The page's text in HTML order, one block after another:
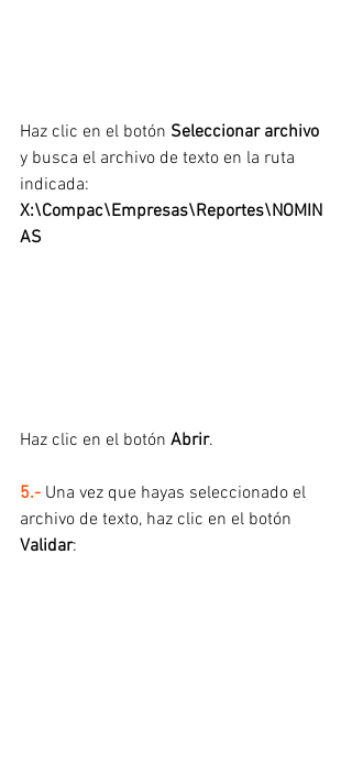
Haz clic en el botón Seleccionar archivo
y busca el archivo de texto en la ruta
indicada:
X:\Compac\Empresas\Reportes\NOMIN
AS
Haz clic en el botón Abrir.
5.- Una vez que hayas seleccionado el
archivo de texto, haz clic en el botón
Validar: